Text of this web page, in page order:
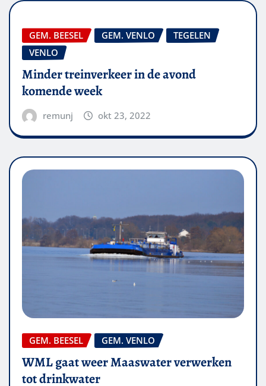
GEM. BEESEL GEM. VENLO
TEGELEN
VENLO
Minder treinverkeer in de avond
komende week
remunj okt 23, 2022
GEM. BEESEL GEM. VENLO
WML gaat weer Maaswater verwerken
tot drinkwater